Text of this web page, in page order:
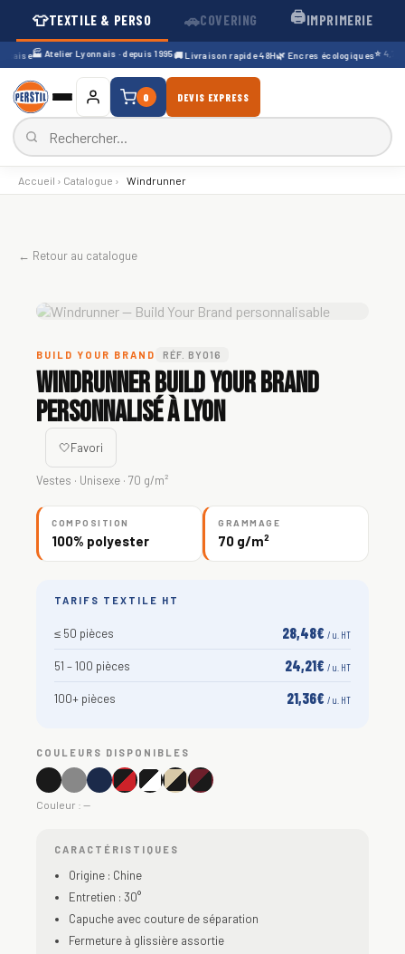
👕TEXTILE & PERSO 🚗COVERING 🖨️IMPRIMERIE
🏭 Atelier Lyonnais · depuis 1995🚚 Livraison rapide 48H🌿 Encres écologiques⭐ 4,7/5
0 DEVIS EXPRESS
Accueil › Catalogue › Windrunner
← Retour au catalogue
BUILD YOUR BRAND RÉF. BY016
Windrunner Build Your Brand
personnalisé à Lyon
🤍Favori
Vestes · Unisexe · 70 g/m²
COMPOSITION
100% polyester
GRAMMAGE
70 g/m²
TARIFS TEXTILE HT
≤ 50 pièces 28,48€ / u. HT
51 – 100 pièces 24,21€ / u. HT
100+ pièces 21,36€ / u. HT
COULEURS DISPONIBLES
Couleur : —
CARACTÉRISTIQUES
Origine : Chine
Entretien : 30°
Capuche avec couture de séparation
Fermeture à glissière assortie